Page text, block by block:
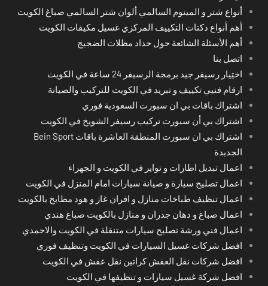
أنواع شتر و المينوم السالمي ألوان شتر السالمي صباغ الكويت
أهم أنواع دكتات التكييف المركزي غسيل مكيفات الكويت
أهم الأسئلة الشائعة حول حداد مظلات الضجيج
اتصل بنا
اختِيار رسيفر جيد برمجة الرسيفر 24 ساعة في الكويت
ارقام فنيي تكييف و تبريد في الكويت للتركيب والصيانة
اشتراك باقات بي ان سبورت السعودية فوري
اشتراك بي أن سبورت تركيب رسيفر الشويخ في الكويت
اشتراك بي ان سبورت المنطقة العاشرة باقات Bein Sport
الجديدة
اعمال تبديل اطارات و تواير في الكويت و الجهراء
اعمال تصليح سيارة و صيانة سيارات امام المنزل في الكويت
اعمال تنظيف طباخات منازل و افران غاز و هود مطابخ بالكويت
اعمال صباغ و دهان جدران و منازل بالكويت صباغ هندي
اعمال فني ورشة تصليح سيارات متنقلة في الكويت والاحمدي
افضل شركات غسيل السيارات في الكويت وتنظيف فوري
افضل شركات نقل العفش كراتين نقل عفش في الكويت
افضل شركة غسيل سيارات و تنظيفها في الكويت